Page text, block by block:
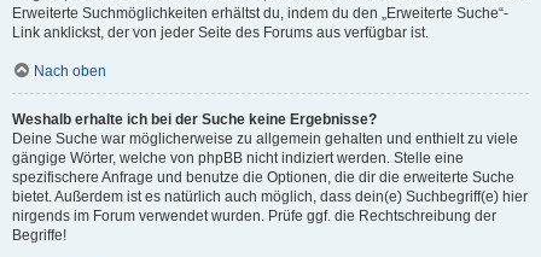
Erweiterte Suchmöglichkeiten erhältst du, indem du den „Erweiterte Suche“-
Link anklickst, der von jeder Seite des Forums aus verfügbar ist.
Nach oben
Weshalb erhalte ich bei der Suche keine Ergebnisse?
Deine Suche war möglicherweise zu allgemein gehalten und enthielt zu viele
gängige Wörter, welche von phpBB nicht indiziert werden. Stelle eine
spezifischere Anfrage und benutze die Optionen, die dir die erweiterte Suche
bietet. Außerdem ist es natürlich auch möglich, dass dein(e) Suchbegriff(e) hier
nirgends im Forum verwendet wurden. Prüfe ggf. die Rechtschreibung der
Begriffe!